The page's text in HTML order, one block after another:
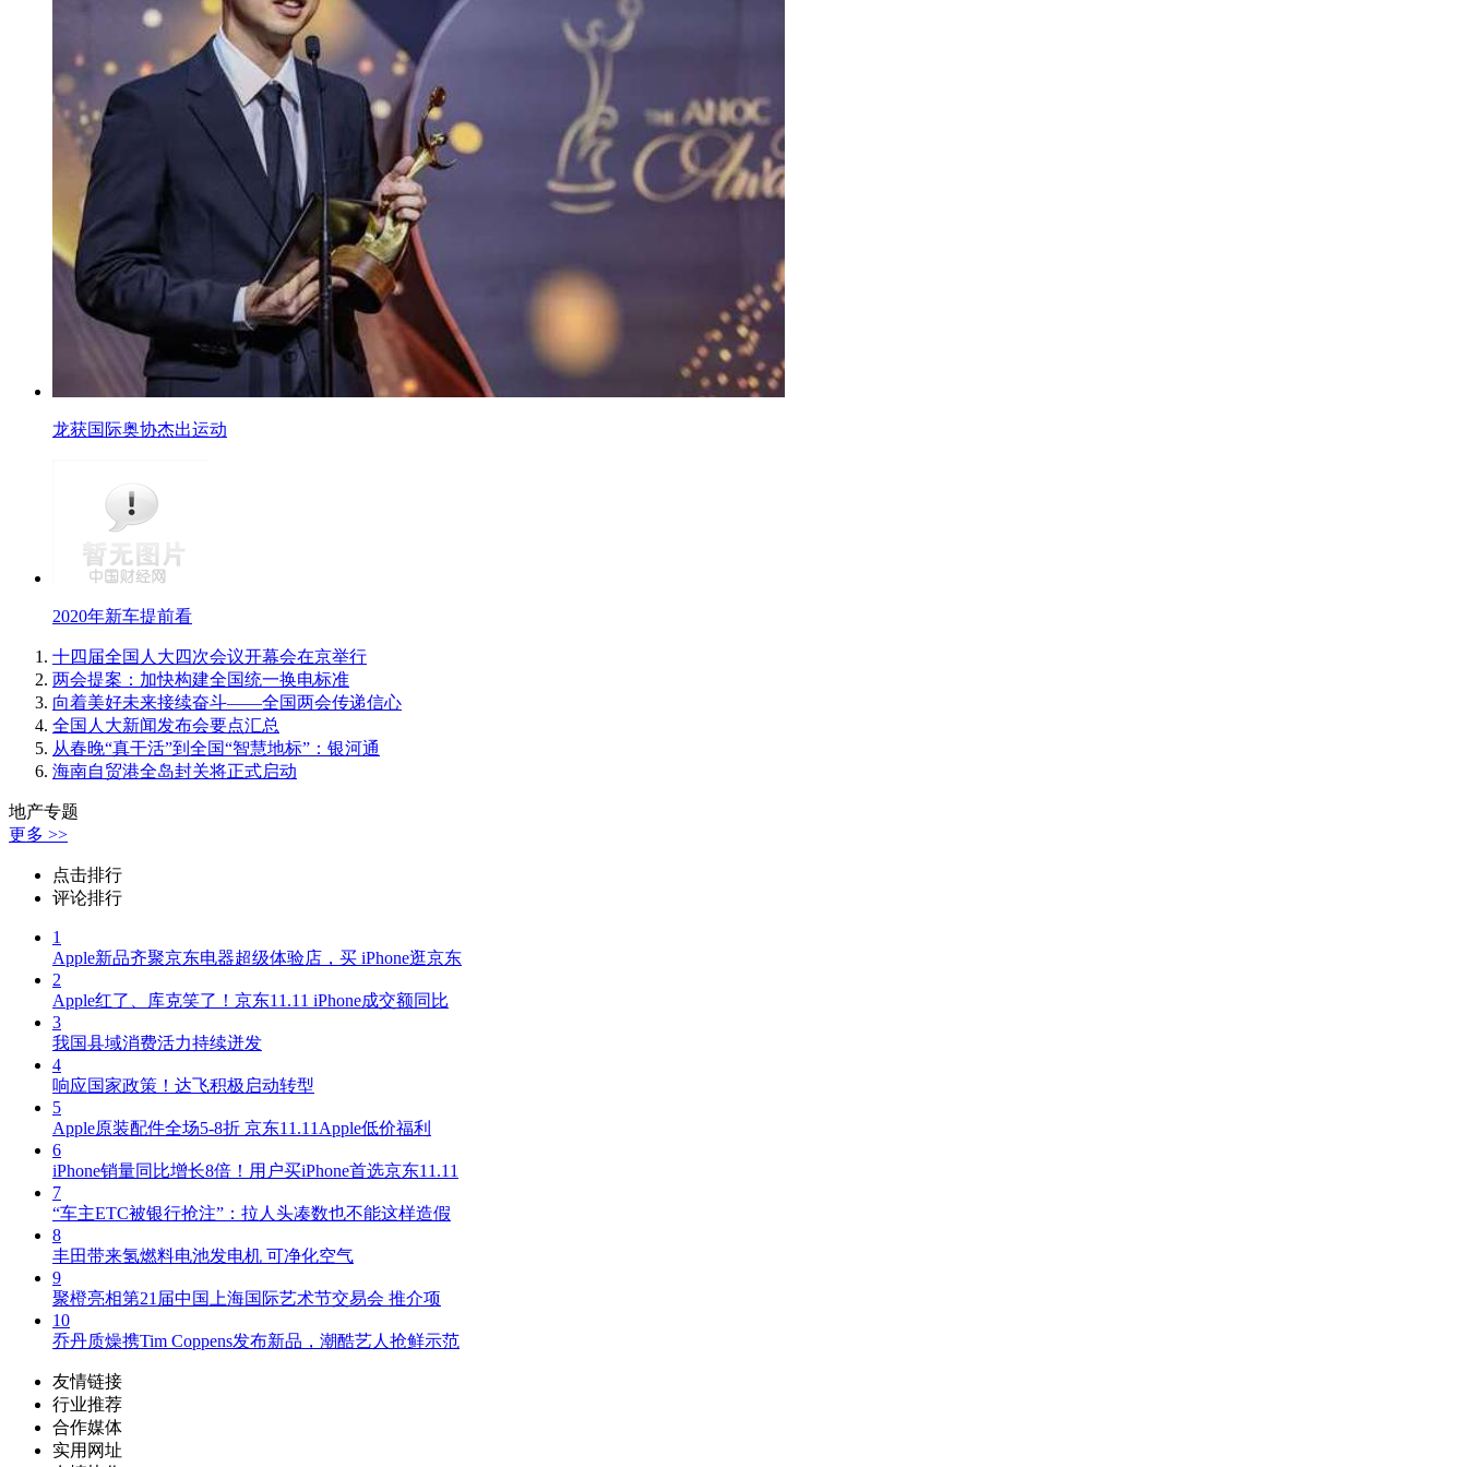
龙获国际奥协杰出运动
2020年新车提前看
十四届全国人大四次会议开幕会在京举行
两会提案：加快构建全国统一换电标准
向着美好未来接续奋斗——全国两会传递信心
全国人大新闻发布会要点汇总
从春晚“真干活”到全国“智慧地标”：银河通
海南自贸港全岛封关将正式启动
地产专题
更多 >>
点击排行
评论排行
1
Apple新品齐聚京东电器超级体验店，买 iPhone逛京东
2
Apple红了、库克笑了！京东11.11 iPhone成交额同比
3
我国县域消费活力持续迸发
4
响应国家政策！达飞积极启动转型
5
Apple原装配件全场5-8折 京东11.11Apple低价福利
6
iPhone销量同比增长8倍！用户买iPhone首选京东11.11
7
“车主ETC被银行抢注”：拉人头凑数也不能这样造假
8
丰田带来氢燃料电池发电机 可净化空气
9
聚橙亮相第21届中国上海国际艺术节交易会 推介项
10
乔丹质燥携Tim Coppens发布新品，潮酷艺人抢鲜示范
友情链接
行业推荐
合作媒体
实用网址